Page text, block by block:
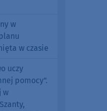
w
w czasie
uczy
pomocy".
w